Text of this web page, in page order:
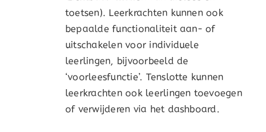
toetsen). Leerkrachten kunnen ook
bepaalde functionaliteit aan- of
uitschakelen voor individuele
leerlingen, bijvoorbeeld de
‘voorleesfunctie’. Tenslotte kunnen
leerkrachten ook leerlingen toevoegen
of verwijderen via het dashboard.